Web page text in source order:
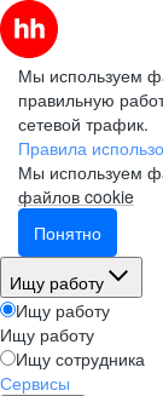
Мы используем
правильную
сетевой трафик.
Правила
Мы используем
файлов cookie
Понятно
Ищу работу
Ищу работу
Ищу работу
Ищу сотрудника
Сервисы